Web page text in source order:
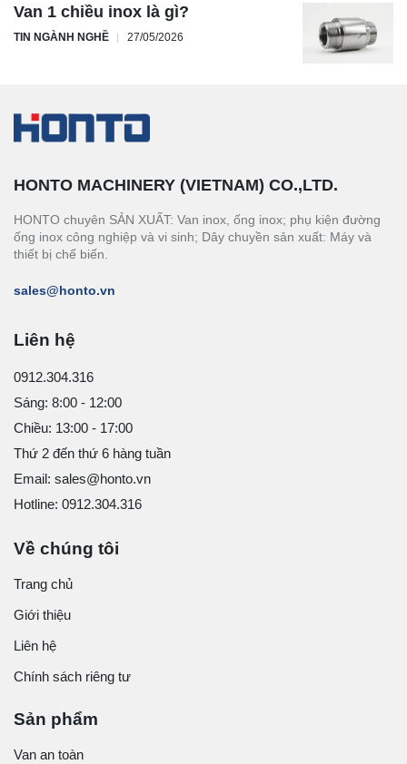
Van 1 chiều inox là gì?
TIN NGÀNH NGHỀ 27/05/2026
HONTO MACHINERY (VIETNAM) CO.,LTD.
HONTO chuyên SẢN XUẤT: Van inox, ống inox; phụ kiện đường
ống inox công nghiệp và vi sinh; Dây chuyền sản xuất: Máy và
thiết bị chế biến.
sales@honto.vn
Liên hệ
0912.304.316
Sáng: 8:00 - 12:00
Chiều: 13:00 - 17:00
Thứ 2 đến thứ 6 hàng tuần
Email: sales@honto.vn
Hotline: 0912.304.316
Về chúng tôi
Trang chủ
Giới thiệu
Liên hệ
Chính sách riêng tư
Sản phẩm
Van an toàn